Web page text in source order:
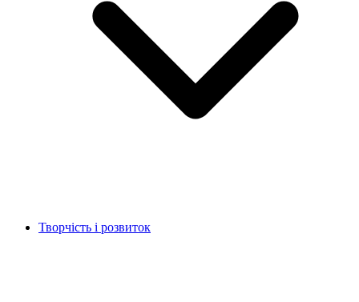
Творчість і розвиток